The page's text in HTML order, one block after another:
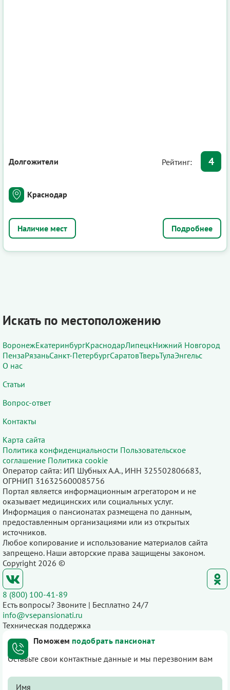
Долгожители Рейтинг: 4
Краснодар
Подробнее
Искать по местоположению
ВоронежЕкатеринбургКраснодарЛипецкНижний Новгород
ПензаРязаньСанкт-ПетербургСаратовТверьТулаЭнгельс
О нас
Статьи
Вопрос-ответ
Контакты
Карта сайта
Политика конфиденциальности Пользовательское
соглашение Политика cookie
Оператор сайта: ИП Шубных А.А., ИНН 325502806683,
ОГРНИП 316325600085756
Портал является информационным агрегатором и не
оказывает медицинских или социальных услуг.
Информация о пансионатах размещена по данным,
предоставленным организациями или из открытых
источников.
Любое копирование и использование материалов сайта
запрещено. Наши авторские права защищены законом.
Copyright 2026 ©
8 (800) 100-41-89
Есть вопросы? Звоните | Бесплатно 24/7
info@vsepansionati.ru
Техническая поддержка
Поможем подобрать пансионат
Оставьте свои контактные данные и мы перезвоним вам